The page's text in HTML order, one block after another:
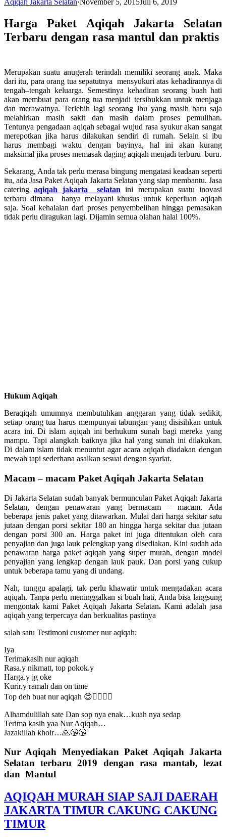
Aqiqah Jakarta Selatan·November 5, 2015Juli 6, 2019
Harga Paket Aqiqah Jakarta Selatan
Terbaru dengan rasa mantul dan praktis
Merupakan suatu anugerah terindah memiliki seorang anak. Maka
dari itu, para orang tua sepatutnya mensyukuri atas kehadirannya di
tengah–tengah keluarga. Semestinya kehadiran seorang buah hati
akan membuat para orang tua menjadi tersibukkan untuk menjaga
dan merawatnya. Terlebih lagi seorang ibu yang masih baru saja
melahirkan masih sakit dan masih dalam proses pemulihan.
Tentunya pengadaan aqiqah sebagai wujud rasa syukur akan sangat
merepotkan jika harus dilakukan sendiri di rumah. Selain si ibu
harus membagi waktu dengan bayinya, hal ini akan kurang
maksimal jika proses memasak daging aqiqah menjadi terburu–buru.
Sekarang, Anda tak perlu merasa bingung mengatasi keadaan seperti
itu, ada Jasa Paket Aqiqah Jakarta Selatan yang siap membantu. Jasa
cateringaqiqah jakarta selatan ini merupakan suatu inovasi
terbaru dimana hanya melayani khusus untuk keperluan aqiqah
saja. Soal kehalalan dari proses penyembelihan hingga pemasakan
tidak perlu diragukan lagi. Dijamin semua olahan halal 100%.
Hukum Aqiqah
Beraqiqah umumnya membutuhkan anggaran yang tidak sedikit,
setiap orang tua harus mempunyai tabungan yang disisihkan untuk
acara ini. Di islam aqiqah ini berhukum sunah bagi mereka yang
mampu. Tapi alangkah baiknya jika hal yang sunah ini dilakukan.
Di dalam islam tidak menuntut agar acara aqiqah diadakan dengan
mewah tapi sederhana asalkan sesuai dengan syariat.
Macam – macam Paket Aqiqah Jakarta Selatan
Di Jakarta Selatan sudah banyak bermunculan Paket Aqiqah Jakarta
Selatan, dengan penawaran yang bermacam – macam. Ada
beberapa jenis paket yang ditawarkan. Mulai dari harga sekitar satu
jutaan dengan porsi sekitar 180 an hingga harga sekitar dua jutaan
dengan porsi 300 an. Harga paket ini juga ditentukan oleh cara
penyajian dan juga lauk pelengkap yang disediakan. Kini sudah ada
penawaran harga paket aqiqah yang super murah, dengan model
penyajian yang lengkap dengan lauk pauk. Dan porsi yang cukup
untuk beberapa tamu yang di undang.
Nah, tunggu apalagi, tak perlu khawatir untuk mengadakan acara
aqiqah. Tanpa perlu meninggalkan si buah hati, Anda bisa langsung
mengontak kami Paket Aqiqah Jakarta Selatan. Kami adalah jasa
aqiqah yang terpercaya dan berkualitas pastinya
salah satu Testimoni customer nur aqiqah:
Iya
Terimakasih nur aqiqah
Rasa.y nikmatt, top pokok.y
Harga.y jg oke
Kurir.y ramah dan on time
Top deh buat nur aqiqah 😊👍🏿👍🏿
Alhamdulillah sate Dan sop nya enak…kuah nya sedap
Terima kasih yaa Nur Aqiqah…
Jazakillah khoir…🙏😘😘
Nur Aqiqah Menyediakan Paket Aqiqah Jakarta
Selatan terbaru 2019 dengan rasa mantab, lezat
dan Mantul
AQIQAH MURAH SIAP SAJI DAERAH
JAKARTA TIMUR CAKUNG CAKUNG
TIMUR